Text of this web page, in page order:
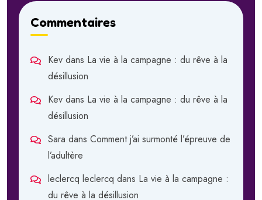
Commentaires
Kev dans La vie à la campagne : du rêve à la
désillusion
Kev dans La vie à la campagne : du rêve à la
désillusion
Sara dans Comment j’ai surmonté l’épreuve de
l’adultère
leclercq leclercq dans La vie à la campagne :
du rêve à la désillusion